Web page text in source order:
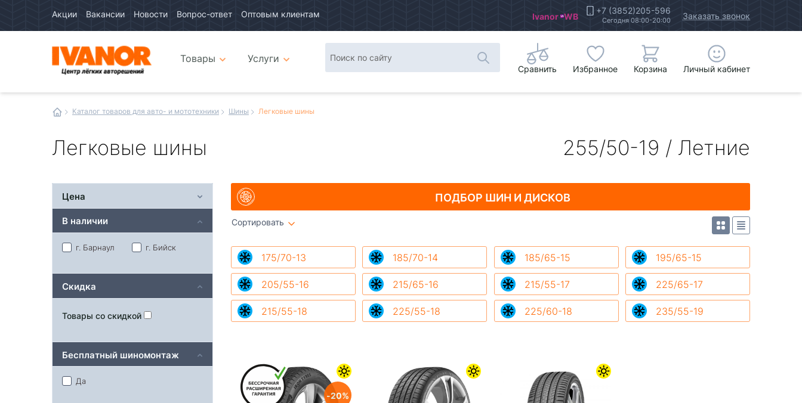
Акции Вакансии Новости Вопрос-ответ Оптовым клиентам Ivanor WB +7 (3852)205-596
Сегодня 08:00-20:00 Заказать звонок
интернетТовары
Услуги
Сравнить Избранное Корзина Личный кабинет
Каталог товаров для авто- и мототехники Шины Легковые шины
Легковые шины 255/50-19 / Летние
ПОДБОР ШИНИ ДИСКОВ
Сортировать
175/70-13 185/70-14 185/65-15 195/65-15
205/55-16 215/65-16 215/55-17 225/65-17
215/55-18 225/55-18 225/60-18 235/55-19
20
Цена
В наличии
г. Барнаул г. Бийск
Скидка
Товары со скидкой
Бесплатный шиномонтаж
Да